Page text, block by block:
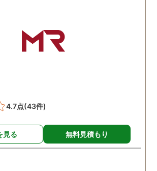
くださる方で
感謝してま
らない事があ
ました！！
4.7点(43件)
見る 無料見積もり